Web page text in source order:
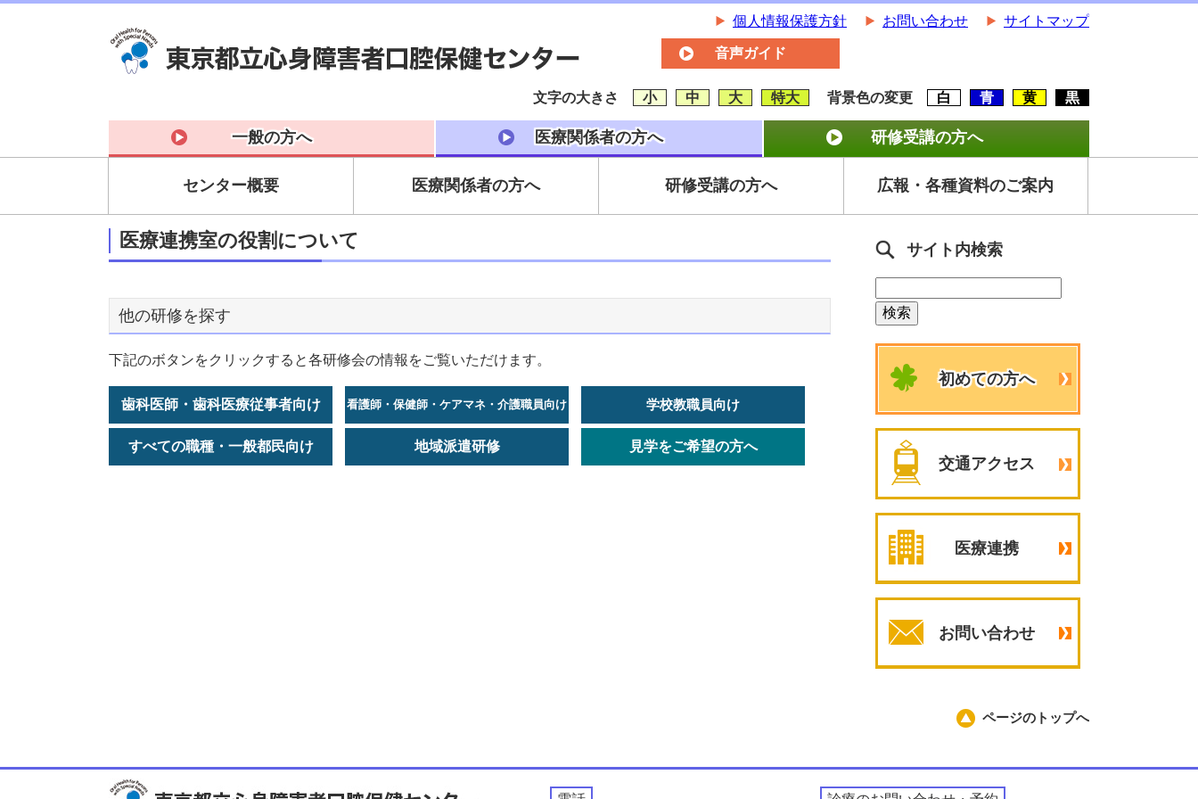
個人情報保護方針 お問い合わせ サイトマップ
音声ガイド
文字の大きさ 小 中 大 特大 背景色の変更 白 青 黄 黒
一般の方へ 医療関係者の方へ 研修受講の方へ
センター概要 医療関係者の方へ 研修受講の方へ 広報・各種資料のご案内
医療連携室の役割について
他の研修を探す
下記のボタンをクリックすると各研修会の情報をご覧いただけます。
歯科医師・歯科医療従事者向け 看護師・保健師・ケアマネ・介護職員向け 学校教職員向け
すべての職種・一般都民向け 地域派遣研修 見学をご希望の方へ
サイト内検索
初めての方へ
交通アクセス
医療連携
お問い合わせ
ページのトップへ